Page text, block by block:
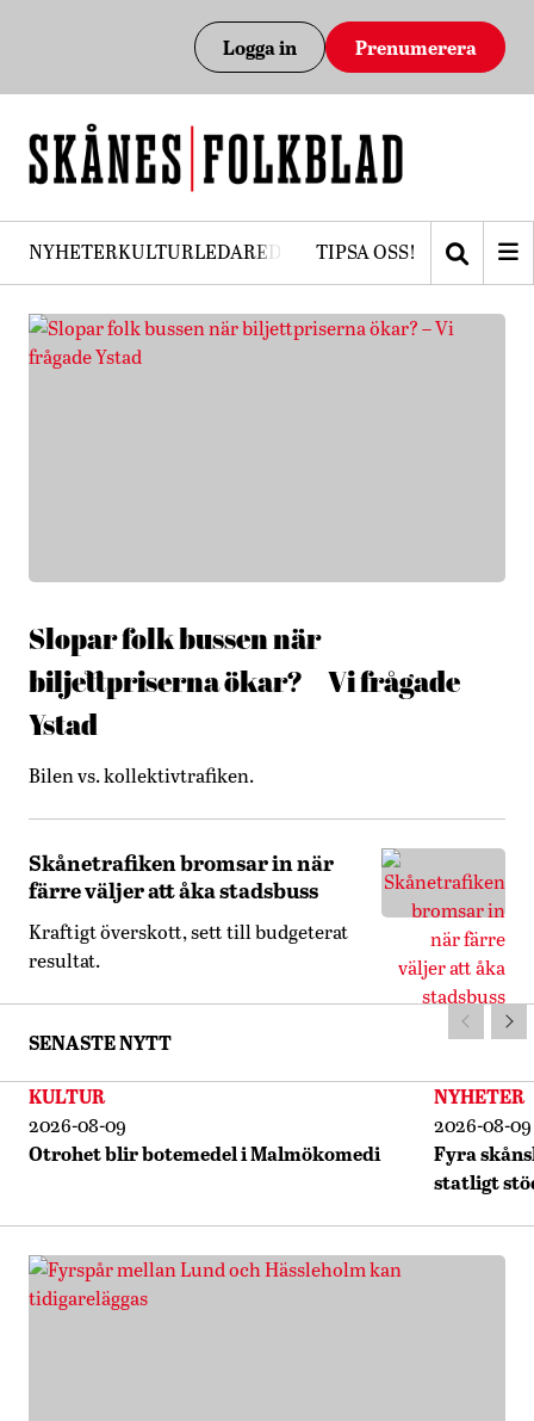
Logga in Prenumerera
NYHETERKULTURLEDAREDEBATTPRENUMERERA
TIPSA OSS!
Slopar folk bussen när
biljettpriserna ökar? – Vi frågade
Ystad
Bilen vs. kollektivtrafiken.
Skånetrafiken bromsar in när
färre väljer att åka stadsbuss
Kraftigt överskott, sett till budgeterat
resultat.
SENASTE NYTT
KULTUR
2026-08-09
Otrohet blir botemedel i Malmökomedi
NYHETER
2026-08-09
Fyra
statligt